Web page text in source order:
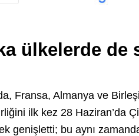
ülkelerde de
Fransa, Almanya ve
ilk kez 28 Haziran’da
genişletti; bu aynı